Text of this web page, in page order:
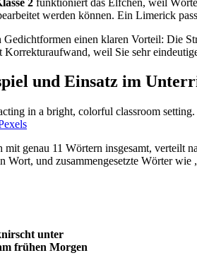
werden können. Ein Limerick
Gedichtformen einen klaren Vorteil: Die
Korrekturaufwand, weil Sie sehr
und Einsatz im
mit genau 11 Wörtern insgesamt, verteilt
Wort, und zusammengesetzte Wörter
unter
frühen Morgen